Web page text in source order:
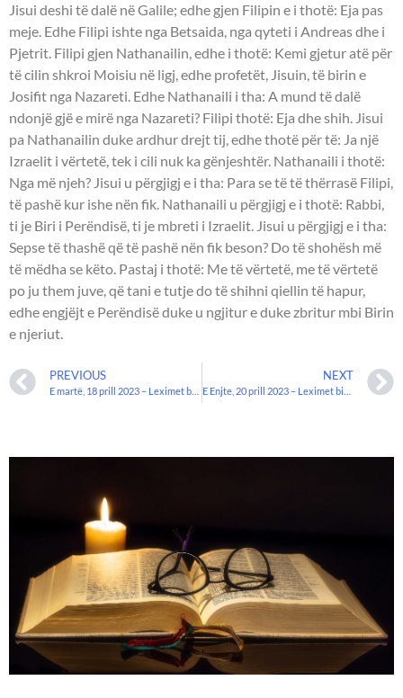
Jisui deshi të dalë në Galile; edhe gjen Filipin e i thotë: Eja pas
meje. Edhe Filipi ishte nga Betsaida, nga qyteti i Andreas dhe i
Pjetrit. Filipi gjen Nathanailin, edhe i thotë: Kemi gjetur atë për
të cilin shkroi Moisiu në ligj, edhe profetët, Jisuin, të birin e
Josifit nga Nazareti. Edhe Nathanaili i tha: A mund të dalë
ndonjë gjë e mirë nga Nazareti? Filipi thotë: Eja dhe shih. Jisui
pa Nathanailin duke ardhur drejt tij, edhe thotë për të: Ja një
Izraelit i vërtetë, tek i cili nuk ka gënjeshtër. Nathanaili i thotë:
Nga më njeh? Jisui u përgjigj e i tha: Para se të të thërrasë Filipi,
të pashë kur ishe nën fik. Nathanaili u përgjigj e i thotë: Rabbi,
ti je Biri i Perëndisë, ti je mbreti i Izraelit. Jisui u përgjigj e i tha:
Sepse të thashë që të pashë nën fik beson? Do të shohësh më
të mëdha se këto. Pastaj i thotë: Me të vërtetë, me të vërtetë
po ju them juve, që tani e tutje do të shihni qiellin të hapur,
edhe engjëjt e Perëndisë duke u ngjitur e duke zbritur mbi Birin
e njeriut.
PREVIOUS NEXT